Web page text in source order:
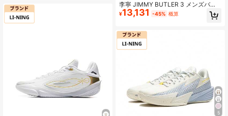
李寧 JIMMY BUTLER 3 メンズバス
ケットボールシューズ、BOOMクッ
ション 耐久性スポーツシューズ、AB
¥13,131 -45% 概算
5